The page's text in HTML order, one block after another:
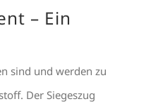
– Ein
sind und werden zu
Der Siegeszug